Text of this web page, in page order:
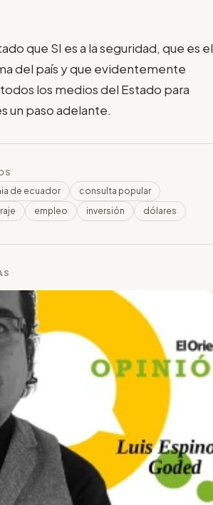
que SI es a la seguridad, que es el
del país y que evidentemente
los medios del Estado para
un paso adelante.
de ecuador
consulta popular
empleo inversión dólares